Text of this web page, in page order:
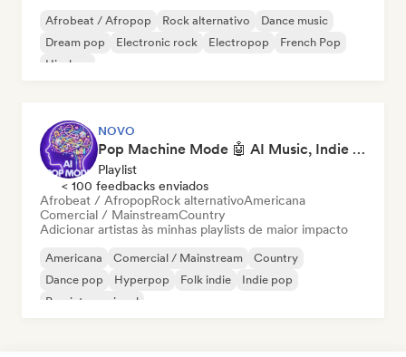
Afrobeat / Afropop Rock alternativo
Dance music
Dream pop
Electronic rock Electropop
French Pop
Hip-hop
NOVO
Pop Machine Mode 🤖 AI Music, Indie Pop & Dream Pop
Playlist
< 100 feedbacks enviados
Afrobeat / AfropopRock alternativoAmericana
Comercial / MainstreamCountry
Adicionar artistas às minhas playlists de maior impacto
Americana Comercial / Mainstream
Country
Dance pop
Hyperpop Folk indie
Indie pop
Pop internacional